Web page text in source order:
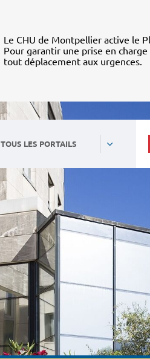
Le CHU de Montpellier active le
Pour garantir une prise en
tout déplacement aux urgences.
TOUS LES PORTAILS